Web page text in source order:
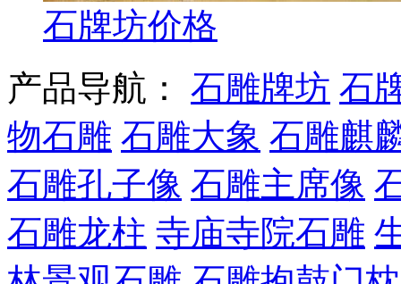
石牌坊价格
产品导航： 石雕牌坊 石
物石雕 石雕大象 石雕麒
石雕孔子像 石雕主席像
石雕龙柱 寺庙寺院石雕